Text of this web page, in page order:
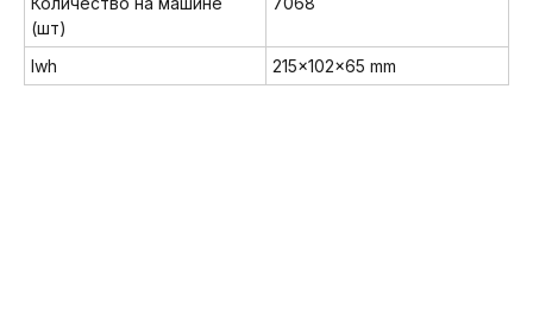
(шт)
lwh 215x102x65 mm
Мы в соц. сетях: